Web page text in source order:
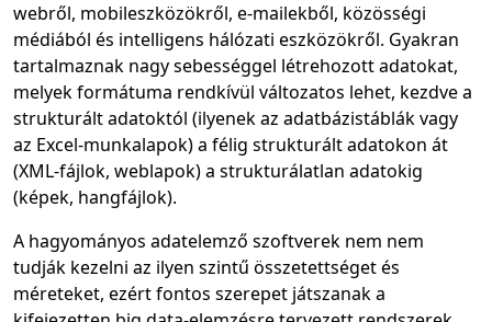
webről, mobileszközökről, e-mailekből, közösségi
médiából és intelligens hálózati eszközökről. Gyakran
tartalmaznak nagy sebességgel létrehozott adatokat,
melyek formátuma rendkívül változatos lehet, kezdve a
strukturált adatoktól (ilyenek az adatbázistáblák vagy
az Excel-munkalapok) a félig strukturált adatokon át
(XML-fájlok, weblapok) a strukturálatlan adatokig
(képek, hangfájlok).
A hagyományos adatelemző szoftverek nem nem
tudják kezelni az ilyen szintű összetettséget és
méreteket, ezért fontos szerepet játszanak a